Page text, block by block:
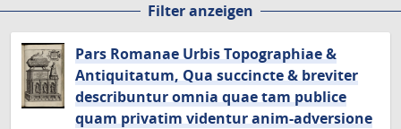
Filter anzeigen
Pars Romanae Urbis Topographiae &
Antiquitatum, Qua succincte & breviter
describuntur omnia quae tam publice
quam privatim videntur anim-adversione